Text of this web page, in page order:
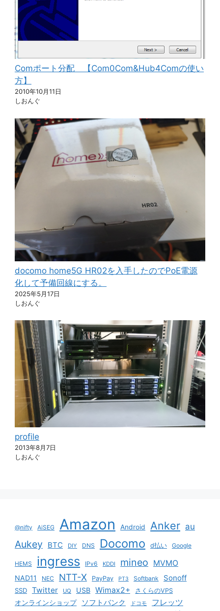
Comポート分配 【Com0Com&Hub4Comの使い
方】
2010年10月11日
しおんぐ
docomo home5G HR02を入手したのでPoE電源
化して予備回線にする。
2025年5月17日
しおんぐ
profile
2013年8月7日
しおんぐ
@nifty AiSEG Amazon Android Anker au
Aukey BTC DIY DNS Docomo d払い Google
HEMS ingress IPv6 KDDI mineo MVMO
NAD11 NEC NTT-X PayPay PT3 Softbank Sonoff
SSD Twitter UQ USB Wimax2+ さくらのVPS
オンラインショップ ソフトバンク ドコモ フレッツ